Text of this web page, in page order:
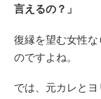
言えるの？」
復縁を望む女性
のですよね。
では、元カレと